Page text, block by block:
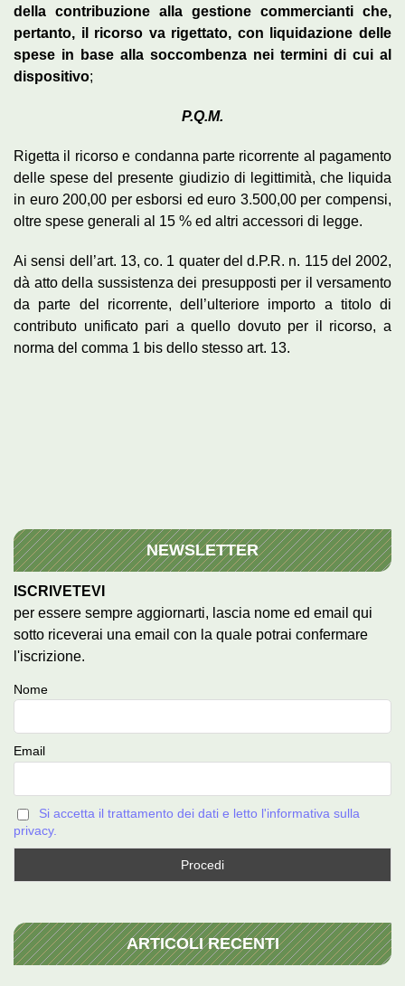
della contribuzione alla gestione commercianti che,
pertanto, il ricorso va rigettato, con liquidazione delle
spese in base alla soccombenza nei termini di cui al
dispositivo;
P.Q.M.
Rigetta il ricorso e condanna parte ricorrente al pagamento
delle spese del presente giudizio di legittimità, che liquida
in euro 200,00 per esborsi ed euro 3.500,00 per compensi,
oltre spese generali al 15 % ed altri accessori di legge.
Ai sensi dell’art. 13, co. 1 quater del d.P.R. n. 115 del 2002,
dà atto della sussistenza dei presupposti per il versamento
da parte del ricorrente, dell’ulteriore importo a titolo di
contributo unificato pari a quello dovuto per il ricorso, a
norma del comma 1 bis dello stesso art. 13.
NEWSLETTER
ISCRIVETEVI
per essere sempre aggiornarti, lascia nome ed email qui
sotto riceverai una email con la quale potrai confermare
l'iscrizione.
Nome
Email
Si accetta il trattamento dei dati e letto l'informativa sulla
privacy.
ARTICOLI RECENTI